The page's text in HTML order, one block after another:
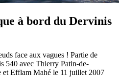
à bord du Dervinis
face aux vagues ! Partie de
540 avec Thierry Patin-de-
et Efflam Mahé le 11 juillet 2007